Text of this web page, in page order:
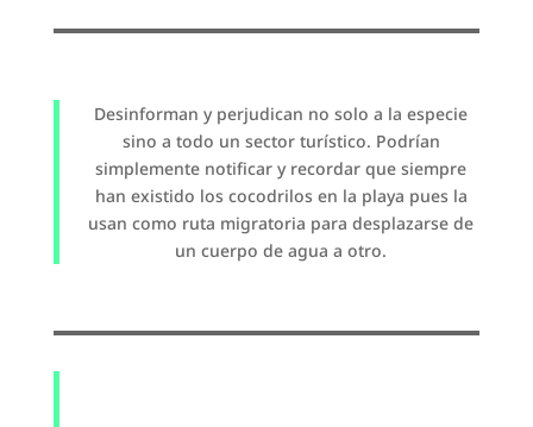
Desinforman y perjudican no solo a la especie
sino a todo un sector turístico. Podrían
simplemente notificar y recordar que siempre
han existido los cocodrilos en la playa pues la
usan como ruta migratoria para desplazarse de
un cuerpo de agua a otro.